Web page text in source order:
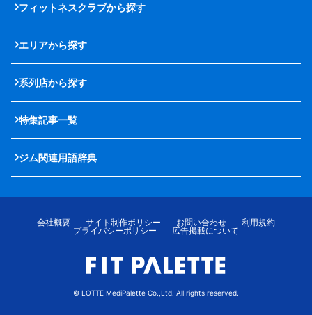
フィットネスクラブから探す
エリアから探す
系列店から探す
特集記事一覧
ジム関連用語辞典
会社概要 サイト制作ポリシー お問い合わせ
利用規約
プライバシーポリシー
広告掲載について
© LOTTE MediPalette Co.,Ltd. All rights reserved.